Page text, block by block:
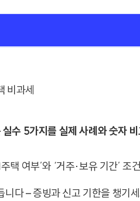
수 5가지를 실제 사례와 숫자
택 여부’와 ‘거주·보유 기간’ 조건
다 – 증빙과 신고 기한을 챙기